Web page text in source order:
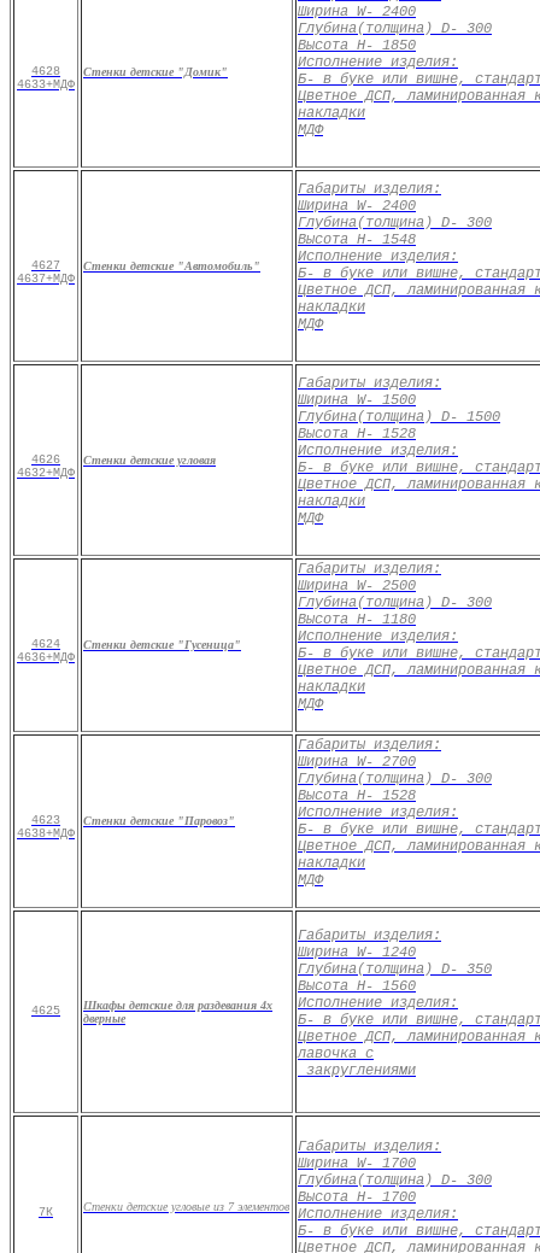
4628
4633+МДФ
Стенки детские "Домик"
Ширина W- 2400
Глубина ( толщина) D- 300
Высота H- 1850
Исполнение изделия:
Б- в буке или вишне,
Цветное ДСП, ламинированная
накладки
МДФ
4627
4637+МДФ
Стенки детские "Автомобиль"
Габариты изделия:
Ширина W- 2400
Глубина ( толщина) D- 300
Высота H- 1548
Исполнение изделия:
Б- в буке или вишне,
Цветное ДСП, ламинированная
накладки
МДФ
4626
4632+МДФ
Стенки детские угловая
Габариты изделия:
Ширина W- 1500
Глубина ( толщина) D- 1500
Высота H- 1528
Исполнение изделия:
Б- в буке или вишне,
Цветное ДСП, ламинированная
накладки
МДФ
4624
4636+МДФ
Стенки детские "Гусеница"
Габариты изделия:
Ширина W- 2500
Глубина ( толщина) D- 300
Высота H- 1180
Исполнение изделия:
Б- в буке или вишне,
Цветное ДСП, ламинированная
накладки
МДФ
4623
4638+МДФ
Стенки детские "Паровоз"
Габариты изделия:
Ширина W- 2700
Глубина ( толщина) D- 300
Высота H- 1528
Исполнение изделия:
Б- в буке или вишне,
Цветное ДСП, ламинированная
накладки
МДФ
4625
Шкафы детские для раздевания 4х
дверные
Габариты изделия:
Ширина W- 1240
Глубина ( толщина) D- 350
Высота H- 1560
Исполнение изделия:
Б- в буке или вишне,
Цветное ДСП, ламинированная
лавочка с
закруглениями
7К Стенки детские угловые из 7 элементов
Габариты изделия:
Ширина W- 1700
Глубина ( толщина) D- 300
Высота H- 1700
Исполнение изделия:
Б- в буке или вишне,
Цветное ДСП, ламинированная